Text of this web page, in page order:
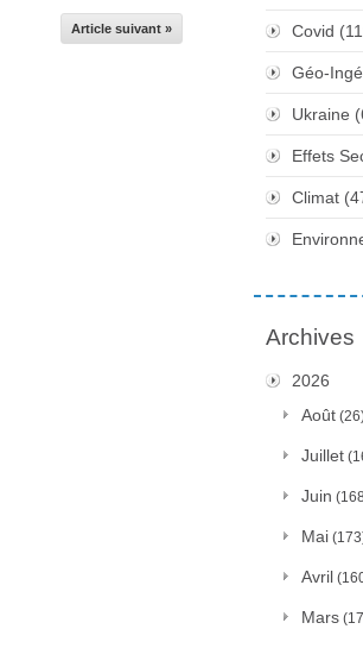
Article suivant » Covid
Géo-
Ukraine
Effets
Climat
Archives
2026
Août
Juillet
Juin
Mai
Avril
Mars